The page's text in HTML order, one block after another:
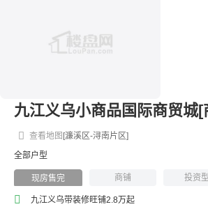
九江义乌小商品国际商贸城[
[濂溪区-浔南片区]
查看地图
全部户型
现房售完 商铺 投资型
九江义乌带装修旺铺2.8万起